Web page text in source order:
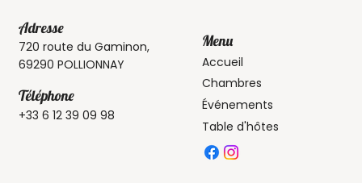
Adresse
720 route du Gaminon,
69290 POLLIONNAY
Téléphone
+33 6 12 39 09 98
Menu
Accueil
Chambres
Événements
Table d'hôtes